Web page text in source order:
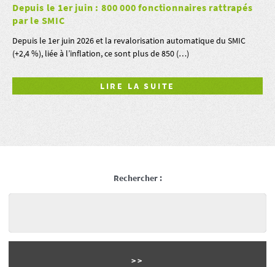
Depuis le 1er juin : 800 000 fonctionnaires rattrapés
par le SMIC
Depuis le 1er juin 2026 et la revalorisation automatique du SMIC
(+2,4 %), liée à l’inflation, ce sont plus de 850 (…)
LIRE LA SUITE
Rechercher :